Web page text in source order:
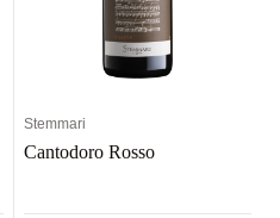
Stemmari
Cantodoro Rosso